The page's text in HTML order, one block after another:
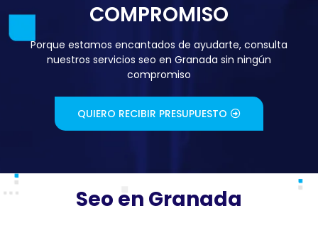
COMPROMISO
Porque estamos encantados de ayudarte, consulta
nuestros servicios seo en Granada sin ningún
compromiso
QUIERO RECIBIR PRESUPUESTO
Seo en Granada